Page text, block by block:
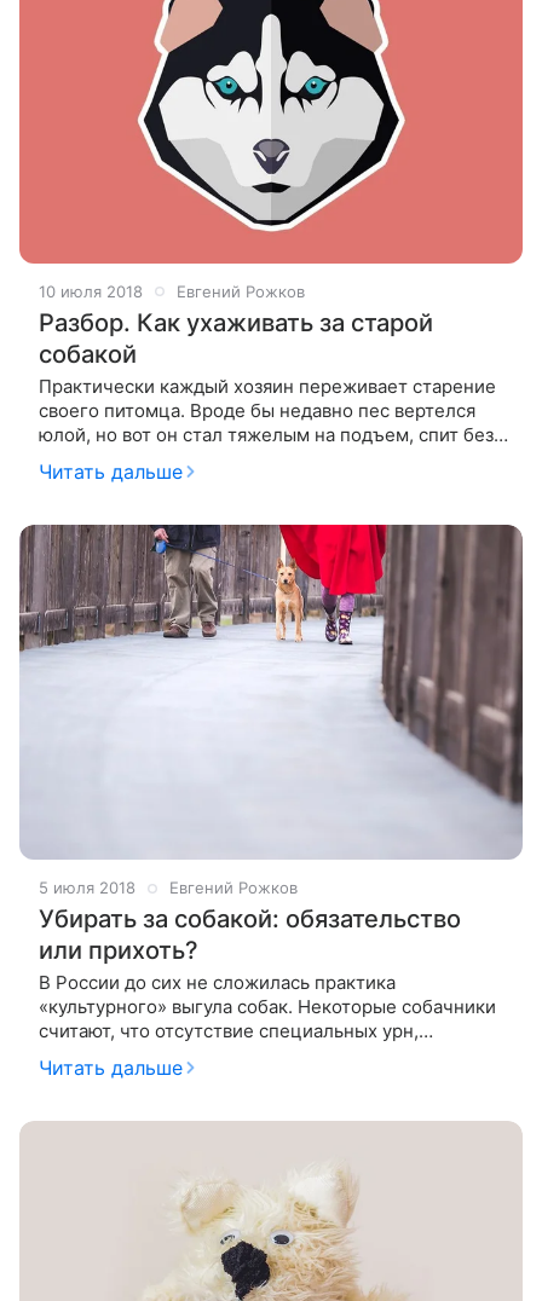
10 июля 2018 Евгений Рожков
Разбор. Как ухаживать за старой
собакой
Практически каждый хозяин переживает старение
своего питомца. Вроде бы недавно пес вертелся
юлой, но вот он стал тяжелым на подъем, спит без
С наступлением старости
Читать дальше
5 июля 2018 Евгений Рожков
Убирать за собакой: обязательство
или прихоть?
В России до сих не сложилась практика
«культурного» выгула собак. Некоторые собачники
считают, что отсутствие специальных урн,
аппаратов с пакетиками и площадок для выгула,
снимают с них обязательства по уборке.
Читать дальше